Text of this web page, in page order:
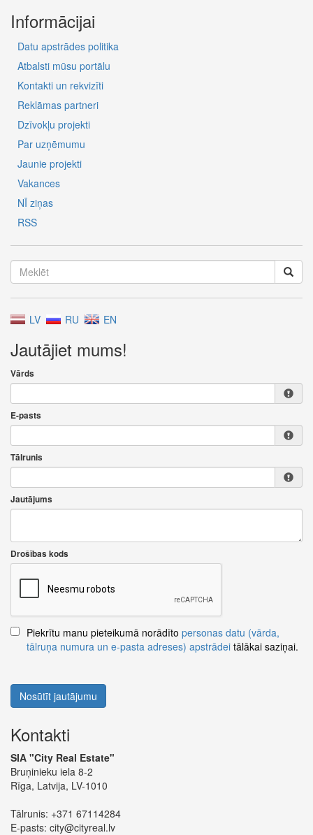
Informācijai
Datu apstrādes politika
Atbalsti mūsu portālu
Kontakti un rekvizīti
Reklāmas partneri
Dzīvokļu projekti
Par uzņēmumu
Jaunie projekti
Vakances
NĪ ziņas
RSS
LV RU EN
Jautājiet mums!
Vārds
E-pasts
Tālrunis
Jautājums
Drošības kods
Piekrītu manu pieteikumā norādīto personas datu (vārda,
tālruņa numura un e-pasta adreses) apstrādei tālākai saziņai.
Nosūtīt jautājumu
Kontakti
SIA "City Real Estate"
Bruņinieku iela 8-2
Rīga, Latvija, LV-1010
Tālrunis: +371 67114284
E-pasts: city@cityreal.lv